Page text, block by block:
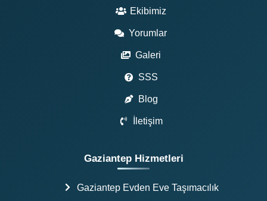
Ekibimiz
Yorumlar
Galeri
SSS
Blog
İletişim
Gaziantep Hizmetleri
Gaziantep Evden Eve Taşımacılık